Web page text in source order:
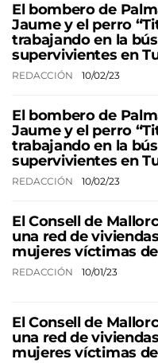
El bombero de
Jaume y el perro
trabajando en la
supervivientes en
REDACCIÓN 10/02/23
El bombero de
Jaume y el perro
trabajando en la
supervivientes en
REDACCIÓN 10/02/23
El Consell de
una red de
mujeres víctimas
REDACCIÓN 10/01/23
El Consell de
una red de
mujeres víctimas